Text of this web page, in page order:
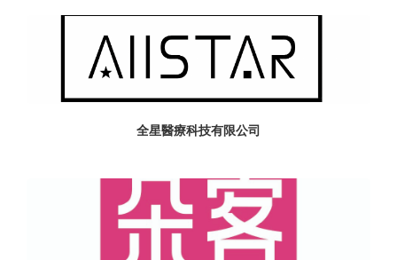
全星醫療科技有限公司